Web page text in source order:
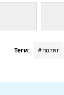
Теги: #потяг